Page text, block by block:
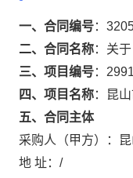
一、合同编号：
二、合同名称： 关
三、项目编号：
四、项目名称：
昆
五、合同主体
采购人（甲方）：
地 址： /